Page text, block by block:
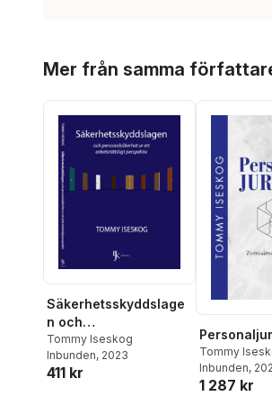
Mer från samma
Säkerhetsskyddslage
n och
personalsäkerhet ur
ett arbetsrättsligt
perspektiv
Tommy Iseskog
Inbunden, 2023
411 kr
Tommy
Inbunden,
1 287 kr